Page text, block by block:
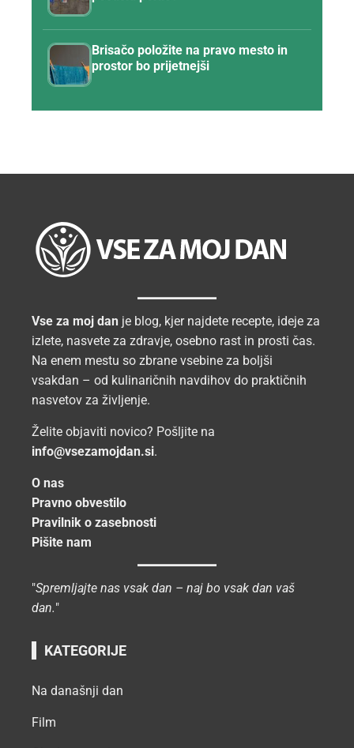
Brisačo položite na pravo mesto in
prostor bo prijetnejši
Vse za moj dan je blog, kjer najdete recepte, ideje za
izlete, nasvete za zdravje, osebno rast in prosti čas.
Na enem mestu so zbrane vsebine za boljši
vsakdan – od kulinaričnih navdihov do praktičnih
nasvetov za življenje.
Želite objaviti novico? Pošljite na
info@vsezamojdan.si.
O nas
Pravno obvestilo
Pravilnik o zasebnosti
Pišite nam
"Spremljajte nas vsak dan – naj bo vsak dan vaš
dan."
KATEGORIJE
Na današnji dan
Film